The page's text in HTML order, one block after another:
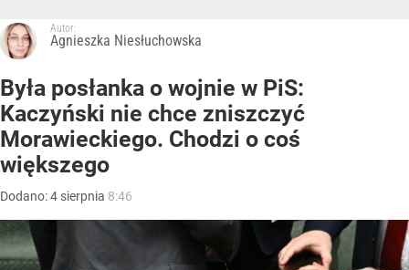
Autor:
Agnieszka Niesłuchowska
Była posłanka o wojnie w PiS:
Kaczyński nie chce zniszczyć
Morawieckiego. Chodzi o coś
większego
Dodano:4 sierpnia 8:46